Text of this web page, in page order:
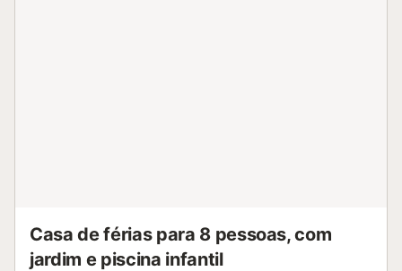
Casa de férias para 8 pessoas, com
jardim e piscina infantil